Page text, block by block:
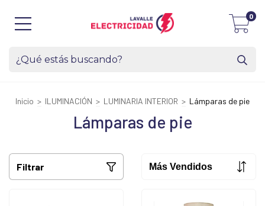
0
Inicio > ILUMINACIÓN > LUMINARIA INTERIOR > Lámparas de pie
Lámparas de pie
Filtrar